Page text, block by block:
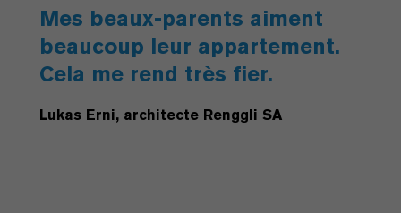
Mes beaux-parents aiment
beaucoup leur appartement.
Cela me rend très fier.
Lukas Erni, architecte Renggli SA